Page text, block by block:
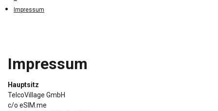
Impressum
Impressum
Hauptsitz
TelcoVillage GmbH
c/o eSIM.me